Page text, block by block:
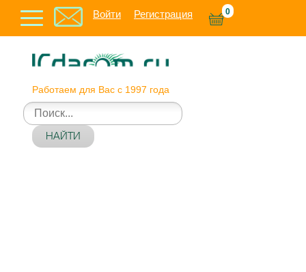
Войти Регистрация 0
Работаем для Вас с 1997 года
НАЙТИ